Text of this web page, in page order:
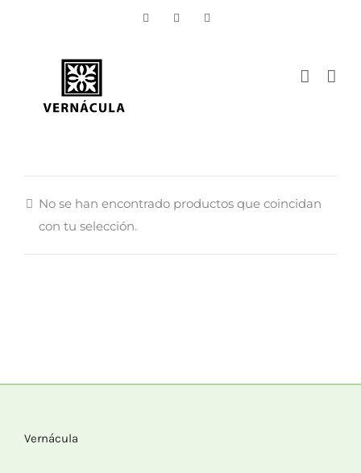
Vimeo Facebook
No se han encontrado productos que coincidan
con tu selección.
Vernácula